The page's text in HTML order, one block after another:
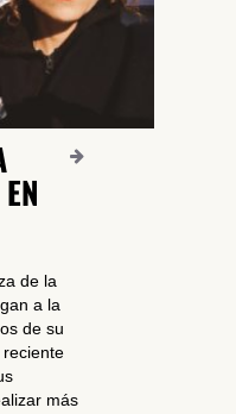
de la
a la
de su
más